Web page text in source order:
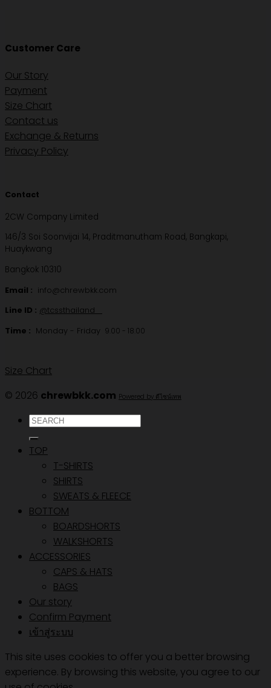
Customer Care
Our Story
Payment
Size Chart
Contact us
Exchange & Returns
Privacy Policy
Contact
2CW Company Limited
146/3 Soi Soonvijai 14, Praditmanutham Road, Bangkapi,
Huaykwang
Bangkok 10310
Email : info@chrewbkk.com
Line ID : @tcssthailand
Time : Monday - Friday 9.00 - 18.00
Size Chart
© 2026 chrewbkk.com Powered by ดีไซน์เทพ
ค้นหา:
TOP
T-SHIRTS
SHIRTS
SWEATS & FLEECE
BOTTOM
BOARDSHORTS
WALKSHORTS
ACCESSORIES
CAPS & HATS
BAGS
Our story
Confirm Payment
เข้าสู่ระบบ
This site uses cookies to offer you a better browsing
experience. By browsing this website, you agree to our